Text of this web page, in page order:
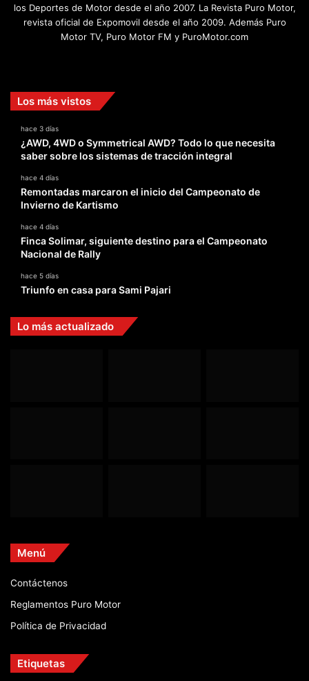
los Deportes de Motor desde el año 2007. La Revista Puro Motor,
revista oficial de Expomovil desde el año 2009. Además Puro
Motor TV, Puro Motor FM y PuroMotor.com
Los más vistos
hace 3 días
¿AWD, 4WD o Symmetrical AWD? Todo lo que necesita
saber sobre los sistemas de tracción integral
hace 4 días
Remontadas marcaron el inicio del Campeonato de
Invierno de Kartismo
hace 4 días
Finca Solimar, siguiente destino para el Campeonato
Nacional de Rally
hace 5 días
Triunfo en casa para Sami Pajari
Lo más actualizado
Menú
Contáctenos
Reglamentos Puro Motor
Política de Privacidad
Etiquetas